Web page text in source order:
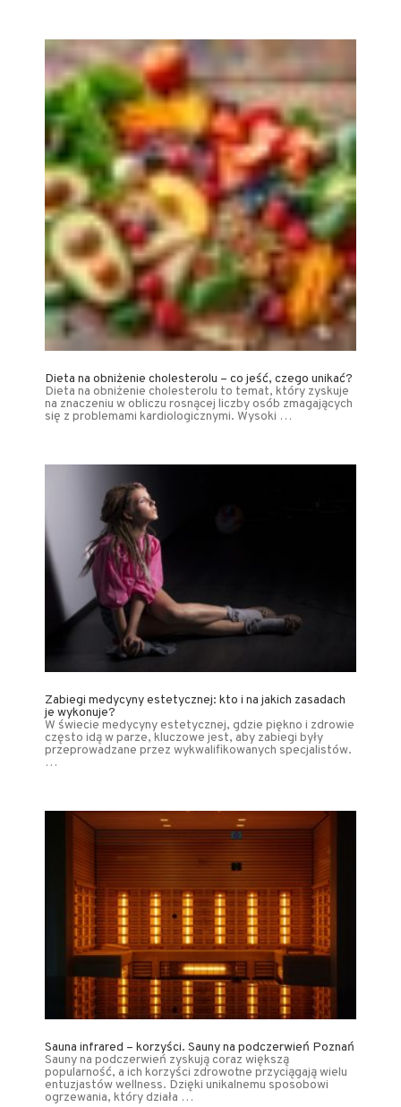
Dieta na obniżenie cholesterolu – co jeść, czego unikać?
Dieta na obniżenie cholesterolu to temat, który zyskuje
na znaczeniu w obliczu rosnącej liczby osób zmagających
się z problemami kardiologicznymi. Wysoki …
Zabiegi medycyny estetycznej: kto i na jakich zasadach
je wykonuje?
W świecie medycyny estetycznej, gdzie piękno i zdrowie
często idą w parze, kluczowe jest, aby zabiegi były
przeprowadzane przez wykwalifikowanych specjalistów.
…
Sauna infrared – korzyści. Sauny na podczerwień Poznań
Sauny na podczerwień zyskują coraz większą
popularność, a ich korzyści zdrowotne przyciągają wielu
entuzjastów wellness. Dzięki unikalnemu sposobowi
ogrzewania, który działa …